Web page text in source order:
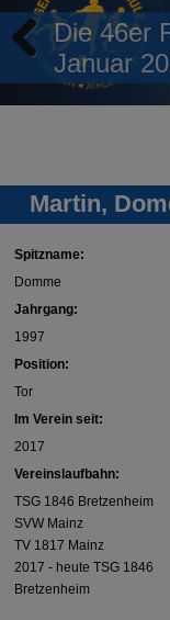
Die 46er
Januar
Previous
Martin,
Spitzname:
Domme
Jahrgang:
1997
Position:
Tor
Im Verein seit:
2017
Vereinslaufbahn:
TSG 1846 Bretzenheim
SVW Mainz
TV 1817 Mainz
2017 - heute TSG 1846
Bretzenheim